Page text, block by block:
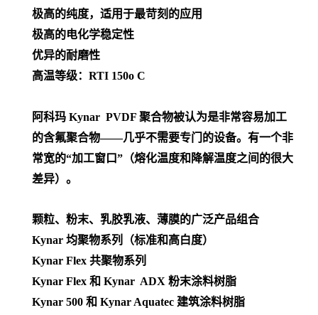
极高的纯度，适用于最苛刻的应用
极高的电化学稳定性
优异的耐磨性
高温等级：RTI 150o C
阿科玛 Kynar PVDF 聚合物被认为是非常容易加工
的含氟聚合物——几乎不需要专门的设备。有一个非
常宽的“加工窗口”（熔化温度和降解温度之间的很大
差异）。
颗粒、粉末、乳胶乳液、薄膜的广泛产品组合
Kynar 均聚物系列（标准和高白度）
Kynar Flex 共聚物系列
Kynar Flex 和 Kynar ADX 粉末涂料树脂
Kynar 500 和 Kynar Aquatec 建筑涂料树脂